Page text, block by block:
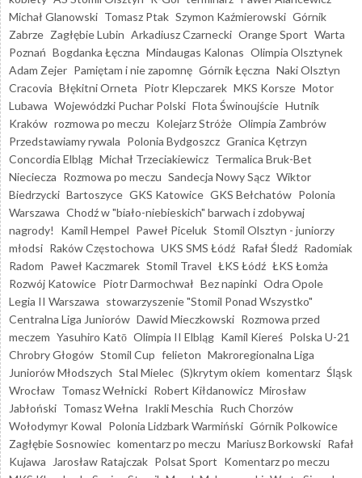
Michał Glanowski Tomasz Ptak Szymon Kaźmierowski Górnik
Zabrze Zagłębie Lubin Arkadiusz Czarnecki Orange Sport Warta
Poznań Bogdanka Łęczna Mindaugas Kalonas Olimpia Olsztynek
Adam Zejer Pamiętam i nie zapomnę Górnik Łęczna Naki Olsztyn
Cracovia Błękitni Orneta Piotr Klepczarek MKS Korsze Motor
Lubawa Wojewódzki Puchar Polski Flota Świnoujście Hutnik
Kraków rozmowa po meczu Kolejarz Stróże Olimpia Zambrów
Przedstawiamy rywala Polonia Bydgoszcz Granica Kętrzyn
Concordia Elbląg Michał Trzeciakiewicz Termalica Bruk-Bet
Nieciecza Rozmowa po meczu Sandecja Nowy Sącz Wiktor
Biedrzycki Bartoszyce GKS Katowice GKS Bełchatów Polonia
Warszawa Chodź w "biało-niebieskich" barwach i zdobywaj
nagrody!
Kamil Hempel Paweł Piceluk Stomil Olsztyn - juniorzy
młodsi Raków Częstochowa UKS SMS Łódź Rafał Śledź Radomiak
Radom Paweł Kaczmarek Stomil Travel ŁKS Łódź ŁKS Łomża
Rozwój Katowice Piotr Darmochwał Bez napinki Odra Opole
Legia II Warszawa stowarzyszenie "Stomil Ponad Wszystko"
Centralna Liga Juniorów Dawid Mieczkowski Rozmowa przed
meczem Yasuhiro Katō Olimpia II Elbląg Kamil Kiereś Polska U-21
Chrobry Głogów Stomil Cup felieton Makroregionalna Liga
Juniorów Młodszych Stal Mielec (S)krytym okiem komentarz Śląsk
Wrocław Tomasz Wełnicki Robert Kiłdanowicz Mirosław
Jabłoński Tomasz Wełna Irakli Meschia Ruch Chorzów
Wołodymyr Kowal Polonia Lidzbark Warmiński Górnik Polkowice
Zagłębie Sosnowiec komentarz po meczu Mariusz Borkowski Rafał
Kujawa
Jarosław Ratajczak Polsat Sport Komentarz po meczu